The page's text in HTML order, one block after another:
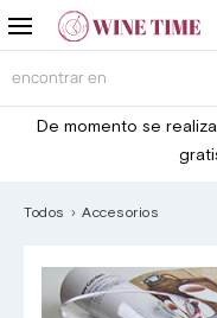
De momento se
Todos Accesorios